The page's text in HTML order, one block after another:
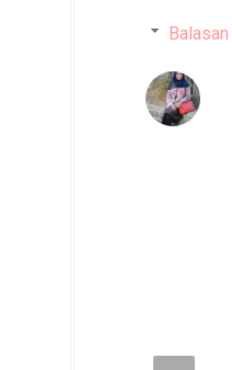
Balasan